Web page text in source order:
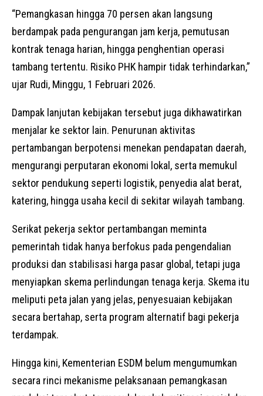
“Pemangkasan hingga 70 persen akan langsung
berdampak pada pengurangan jam kerja, pemutusan
kontrak tenaga harian, hingga penghentian operasi
tambang tertentu. Risiko PHK hampir tidak terhindarkan,”
ujar Rudi, Minggu, 1 Februari 2026.
Dampak lanjutan kebijakan tersebut juga dikhawatirkan
menjalar ke sektor lain. Penurunan aktivitas
pertambangan berpotensi menekan pendapatan daerah,
mengurangi perputaran ekonomi lokal, serta memukul
sektor pendukung seperti logistik, penyedia alat berat,
katering, hingga usaha kecil di sekitar wilayah tambang.
Serikat pekerja sektor pertambangan meminta
pemerintah tidak hanya berfokus pada pengendalian
produksi dan stabilisasi harga pasar global, tetapi juga
menyiapkan skema perlindungan tenaga kerja. Skema itu
meliputi peta jalan yang jelas, penyesuaian kebijakan
secara bertahap, serta program alternatif bagi pekerja
terdampak.
Hingga kini, Kementerian ESDM belum mengumumkan
secara rinci mekanisme pelaksanaan pemangkasan